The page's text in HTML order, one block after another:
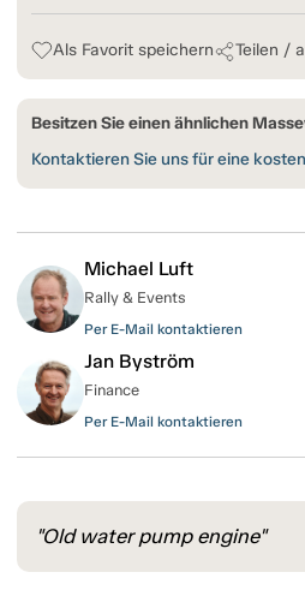
Als Favorit speichern Teilen /
Besitzen Sie einen ähnlichen
Kontaktieren Sie uns für eine
Michael Luft
Rally & Events
Per E-Mail kontaktieren
Jan Byström
Finance
Per E-Mail kontaktieren
"Old water pump engine"